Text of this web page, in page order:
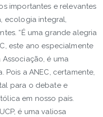
importantes e relevantes
ecologia integral,
“É uma grande alegria
este ano especialmente
é uma
a ANEC, certamente,
para o debate e
em nosso país.
é uma valiosa